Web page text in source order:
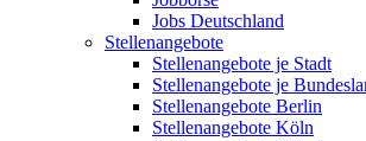
Jobs Deutschland
Stellenangebote
Stellenangebote je Stadt
Stellenangebote je
Stellenangebote Berlin
Stellenangebote Köln